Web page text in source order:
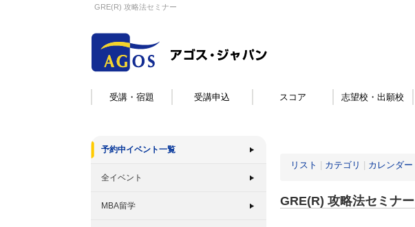
GRE(R) 攻略法セミナー
受講・宿題 受講申込 スコア 志望校・出願校
予約中イベント一覧
全イベント
MBA留学
リスト カテゴリ カレンダー
GRE(R) 攻略法セミナー